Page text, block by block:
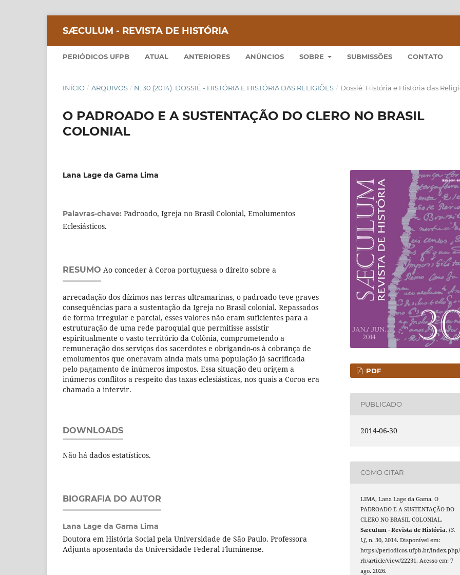
SÆCULUM - REVISTA DE HISTÓRIA
PERIÓDICOS UFPB ATUAL ANTERIORES ANÚNCIOS SOBRE SUBMISSÕES CONTATO
INÍCIO / ARQUIVOS / N. 30 (2014): DOSSIÊ - HISTÓRIA E HISTÓRIA DAS RELIGIÕES / Dossiê: História e História das
O PADROADO E A SUSTENTAÇÃO DO CLERO NO BRASIL
COLONIAL
Lana Lage da Gama Lima
Palavras-chave: Padroado, Igreja no Brasil Colonial, Emolumentos
Eclesiásticos.
RESUMO Ao conceder à Coroa portuguesa o direito sobre a
arrecadação dos dízimos nas terras ultramarinas, o padroado teve graves
consequências para a sustentação da Igreja no Brasil colonial. Repassados
de forma irregular e parcial, esses valores não eram suficientes para a
estruturação de uma rede paroquial que permitisse assistir
espiritualmente o vasto território da Colônia, comprometendo a
remuneração dos serviços dos sacerdotes e obrigando-os à cobrança de
emolumentos que oneravam ainda mais uma população já sacrificada
pelo pagamento de inúmeros impostos. Essa situação deu origem a
inúmeros conflitos a respeito das taxas eclesiásticas, nos quais a Coroa era
chamada a intervir.
DOWNLOADS
Não há dados estatísticos.
BIOGRAFIA DO AUTOR
Lana Lage da Gama Lima
Doutora em História Social pela Universidade de São Paulo. Professora
Adjunta aposentada da Universidade Federal Fluminense.
PDF
PUBLICADO
2014-06-30
COMO CITAR
LIMA, Lana Lage da Gama. O
PADROADO E A SUSTENTAÇÃO DO
CLERO NO BRASIL COLONIAL.
Sæculum - Revista de História,[S.
l.], n. 30, 2014. Disponível em:
https://periodicos.ufpb.br/
rh/article/view/22231. Acesso em: 7
ago. 2026.